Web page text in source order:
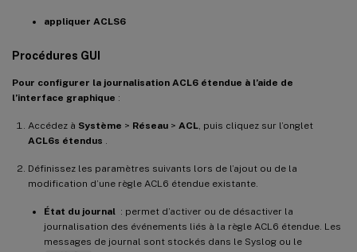
appliquer ACLS6
Procédures GUI
Pour configurer la journalisation ACL6 étendue à l’aide de
l’interface graphique :
Accédez à Système > Réseau > ACL , puis cliquez sur l’onglet
ACL6s étendus
Définissez les paramètres suivants lors de l’ajout ou de la
modification d’une règle ACL6 étendue existante.
État du journal : permet d’activer ou de désactiver la
journalisation des événements liés à la règle ACL6 étendue. Les
messages de journal sont stockés dans le Syslog ou le